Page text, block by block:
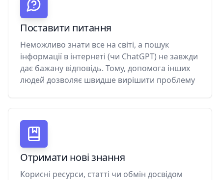
Поставити питання
Неможливо знати все на світі, а пошук
інформації в інтернеті (чи ChatGPT) не завжди
дає бажану відповідь. Тому, допомога інших
людей дозволяє швидше вирішити проблему
Отримати нові знання
Корисні ресурси, статті чи обмін досвідом